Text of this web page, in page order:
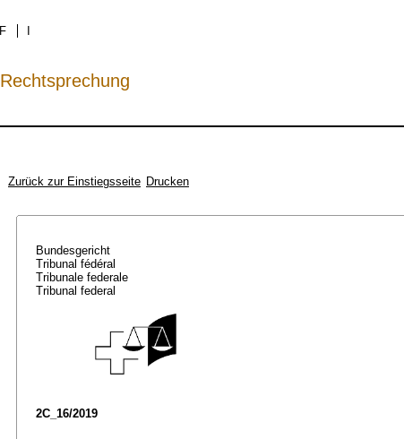
F
Rechtsprechung
Zurück zur Einstiegsseite Drucken
Bundesgericht
Tribunal fédéral
Tribunale federale
Tribunal federal
2C_16/2019